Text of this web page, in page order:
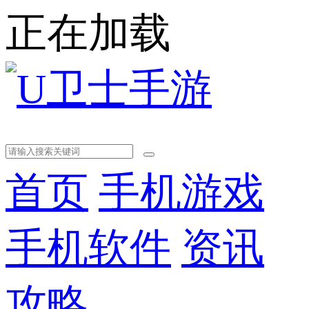
正在加载
首页 手机游戏
手机软件 资讯